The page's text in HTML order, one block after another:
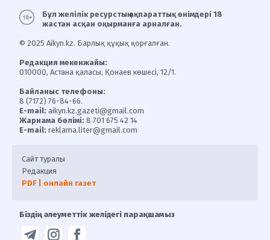
Бұл желілік ресурстың ақпараттық өнімдері 18
жастан асқан оқырманға арналған.
© 2025 Aikyn.kz. Барлық құқық қорғалған.
Редакция мекенжайы:
010000, Астана қаласы, Қонаев көшесі, 12/1.
Байланыс телефоны:
8 (7172) 76-84-66.
E-mail: aikyn.kz.gazeti@gmail.com
Жарнама бөлімі: 8 701 675 42 14
E-mail: reklama.liter@gmail.com
Сайт туралы
Редакция
PDF | онлайн газет
Біздің әлеуметтік желідегі парақшамыз